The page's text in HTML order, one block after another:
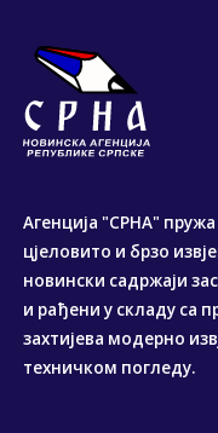
Агенција "СРНА"
цјеловито и брзо
новински садржаји
и рађени у складу са
захтијева модерно
техничком погледу.